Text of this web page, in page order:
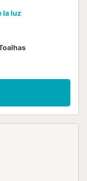
la luz